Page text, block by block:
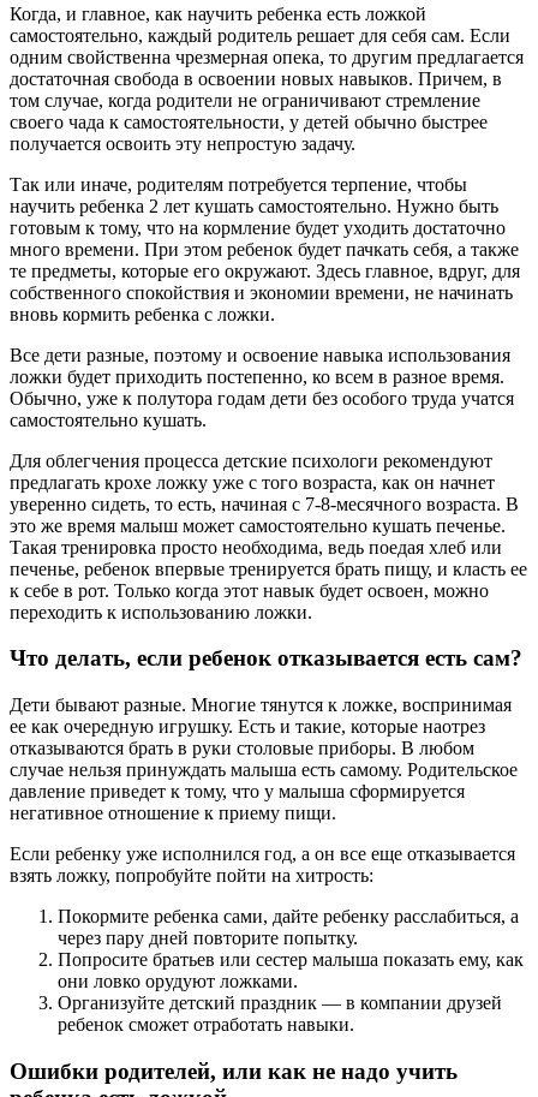
Когда, и главное, как научить ребенка есть ложкой
самостоятельно, каждый родитель решает для себя сам. Если
одним свойственна чрезмерная опека, то другим предлагается
достаточная свобода в освоении новых навыков. Причем, в
том случае, когда родители не ограничивают стремление
своего чада к самостоятельности, у детей обычно быстрее
получается освоить эту непростую задачу.
Так или иначе, родителям потребуется терпение, чтобы
научить ребенка 2 лет кушать самостоятельно. Нужно быть
готовым к тому, что на кормление будет уходить достаточно
много времени. При этом ребенок будет пачкать себя, а также
те предметы, которые его окружают. Здесь главное, вдруг, для
собственного спокойствия и экономии времени, не начинать
вновь кормить ребенка с ложки.
Все дети разные, поэтому и освоение навыка использования
ложки будет приходить постепенно, ко всем в разное время.
Обычно, уже к полутора годам дети без особого труда учатся
самостоятельно кушать.
Для облегчения процесса детские психологи рекомендуют
предлагать крохе ложку уже с того возраста, как он начнет
уверенно сидеть, то есть, начиная с 7-8-месячного возраста. В
это же время малыш может самостоятельно кушать печенье.
Такая тренировка просто необходима, ведь поедая хлеб или
печенье, ребенок впервые тренируется брать пищу, и класть ее
к себе в рот. Только когда этот навык будет освоен, можно
переходить к использованию ложки.
Что делать, если ребенок отказывается есть сам?
Дети бывают разные. Многие тянутся к ложке, воспринимая
ее как очередную игрушку. Есть и такие, которые наотрез
отказываются брать в руки столовые приборы. В любом
случае нельзя принуждать малыша есть самому. Родительское
давление приведет к тому, что у малыша сформируется
негативное отношение к приему пищи.
Если ребенку уже исполнился год, а он все еще отказывается
взять ложку, попробуйте пойти на хитрость:
Покормите ребенка сами, дайте ребенку расслабиться, а
через пару дней повторите попытку.
Попросите братьев или сестер малыша показать ему, как
они ловко орудуют ложками.
Организуйте детский праздник — в компании друзей
ребенок сможет отработать навыки.
Ошибки родителей, или как не надо учить